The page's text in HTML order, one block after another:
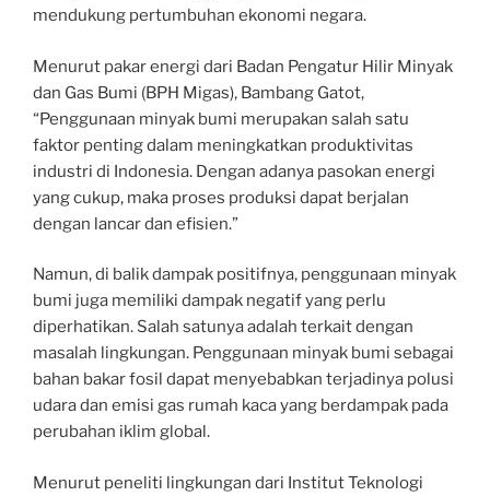
mendukung pertumbuhan ekonomi negara.
Menurut pakar energi dari Badan Pengatur Hilir Minyak
dan Gas Bumi (BPH Migas), Bambang Gatot,
“Penggunaan minyak bumi merupakan salah satu
faktor penting dalam meningkatkan produktivitas
industri di Indonesia. Dengan adanya pasokan energi
yang cukup, maka proses produksi dapat berjalan
dengan lancar dan efisien.”
Namun, di balik dampak positifnya, penggunaan minyak
bumi juga memiliki dampak negatif yang perlu
diperhatikan. Salah satunya adalah terkait dengan
masalah lingkungan. Penggunaan minyak bumi sebagai
bahan bakar fosil dapat menyebabkan terjadinya polusi
udara dan emisi gas rumah kaca yang berdampak pada
perubahan iklim global.
Menurut peneliti lingkungan dari Institut Teknologi